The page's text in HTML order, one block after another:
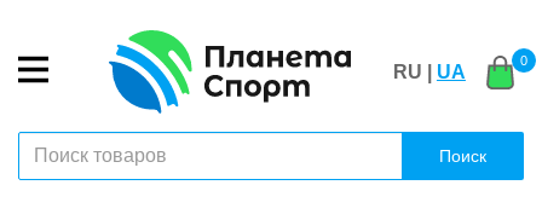
RU | UA
0
Поиск